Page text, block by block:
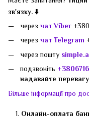
зв'язку. ⬇️
через чат Viber
через чат Telegram
через пошту
подзвоніть
надавайте
Більше інформації про
Онлайн-оплата